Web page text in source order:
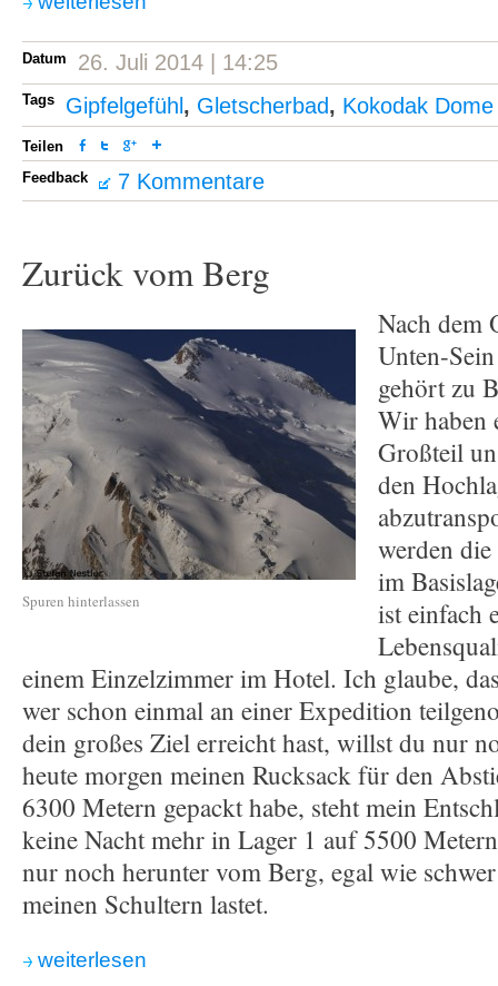
Datum 26. Juli 2014 | 14:25
Tags Gipfelgefühl, Gletscherbad, Kokodak Dome
Teilen
Feedback
7 Kommentare
Zurück vom Berg
Spuren hinterlassen
Nach dem
Unten-
gehört zu
Wir haben
Großteil
den
werden
im
ist einfach
einem Einzelzimmer im Hotel. Ich glaube,
wer schon einmal an einer Expedition
dein großes Ziel erreicht hast, willst du nur
heute morgen meinen Rucksack für den
6300 Metern gepackt habe, steht mein
keine Nacht mehr in Lager 1 auf 5500
nur noch herunter vom Berg, egal wie
meinen Schultern lastet.
weiterlesen